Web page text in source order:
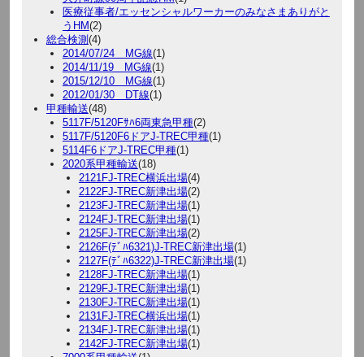
医療従事者/エッセンシャルワーカーのみなさまありがと
うHM(2)
総合検測 (4)
2014/07/24 MG線(1)
2014/11/19 MG線(1)
2015/12/10 MG線(1)
2012/01/30 DT線(1)
甲種輸送(48)
5117F/5120Fｻﾊ6両東急甲種(2)
5117F/5120F6ドアJ-TREC甲種(1)
5114F6ドアJ-TREC甲種(1)
2020系甲種輸送(18)
2121FJ-TREC横浜出場(4)
2122FJ-TREC新津出場(2)
2123FJ-TREC新津出場(1)
2124FJ-TREC新津出場(1)
2125FJ-TREC新津出場(2)
2126F(ﾃﾞﾊ6321)J-TREC新津出場(1)
2127F(ﾃﾞﾊ6322)J-TREC新津出場(1)
2128FJ-TREC新津出場(1)
2129FJ-TREC新津出場(1)
2130FJ-TREC新津出場(1)
2131FJ-TREC横浜出場(1)
2134FJ-TREC新津出場(1)
2142FJ-TREC新津出場(1)